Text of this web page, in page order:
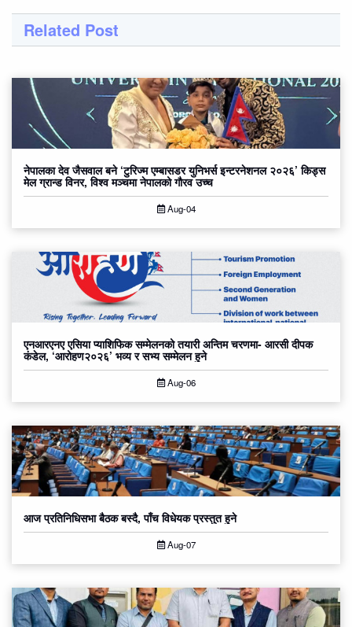
Related Post
नेपालका देव जैसवाल बने ‘टुरिज्म एम्बासडर युनिभर्स इन्टरनेशनल २०२६’ किड्स
मेल ग्रान्ड विनर, विश्व मञ्चमा नेपालको गौरव उच्च
Aug-04
एनआरएनए एसिया प्याशिफिक सम्मेलनको तयारी अन्तिम चरणमा- आरसी दीपक
कंडेल, ‘आरोहण२०२६’ भव्य र सभ्य सम्मेलन हुने
Aug-06
आज प्रतिनिधिसभा बैठक बस्दै, पाँच विधेयक प्रस्तुत हुने
Aug-07